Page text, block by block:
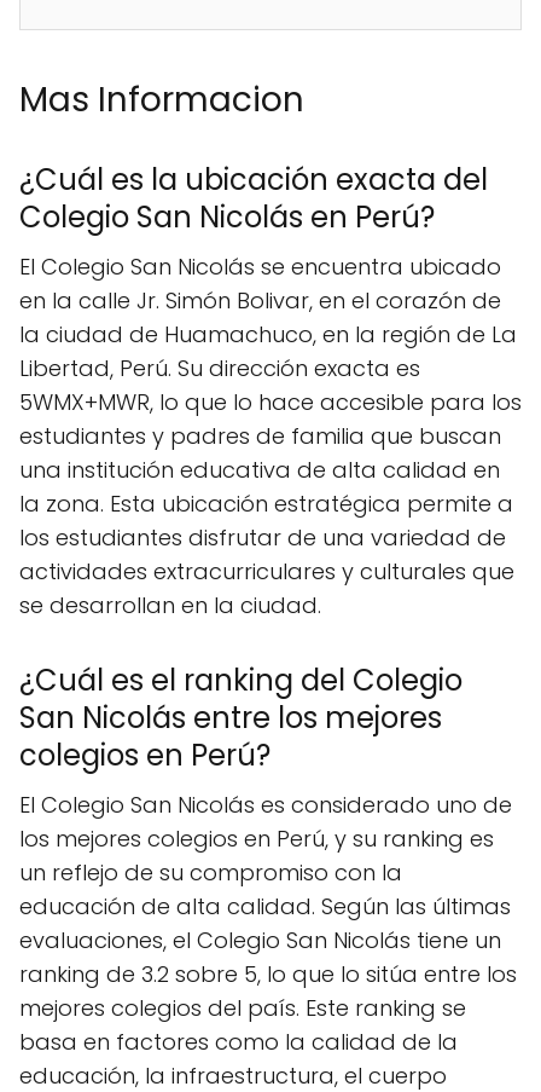
Mas Informacion
¿Cuál es la ubicación exacta del
Colegio San Nicolás en Perú?
El Colegio San Nicolás se encuentra ubicado
en la calle Jr. Simón Bolivar, en el corazón de
la ciudad de Huamachuco, en la región de La
Libertad, Perú. Su dirección exacta es
5WMX+MWR, lo que lo hace accesible para los
estudiantes y padres de familia que buscan
una institución educativa de alta calidad en
la zona. Esta ubicación estratégica permite a
los estudiantes disfrutar de una variedad de
actividades extracurriculares y culturales que
se desarrollan en la ciudad.
¿Cuál es el ranking del Colegio
San Nicolás entre los mejores
colegios en Perú?
El Colegio San Nicolás es considerado uno de
los mejores colegios en Perú, y su ranking es
un reflejo de su compromiso con la
educación de alta calidad. Según las últimas
evaluaciones, el Colegio San Nicolás tiene un
ranking de 3.2 sobre 5, lo que lo sitúa entre los
mejores colegios del país. Este ranking se
basa en factores como la calidad de la
educación, la infraestructura, el cuerpo